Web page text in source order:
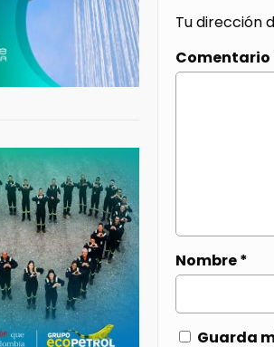
Tu dirección
Comentario
Nombre*
Guarda